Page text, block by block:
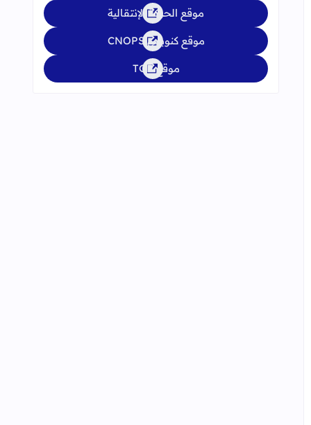
موقع الحركة الإنتقالية
موقع كنوبس CNOPS
موقع TGR